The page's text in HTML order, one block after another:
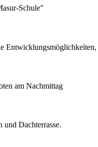
Schule"
Entwicklungsmöglichkeiten,
am Nachmittag
Dachterrasse.